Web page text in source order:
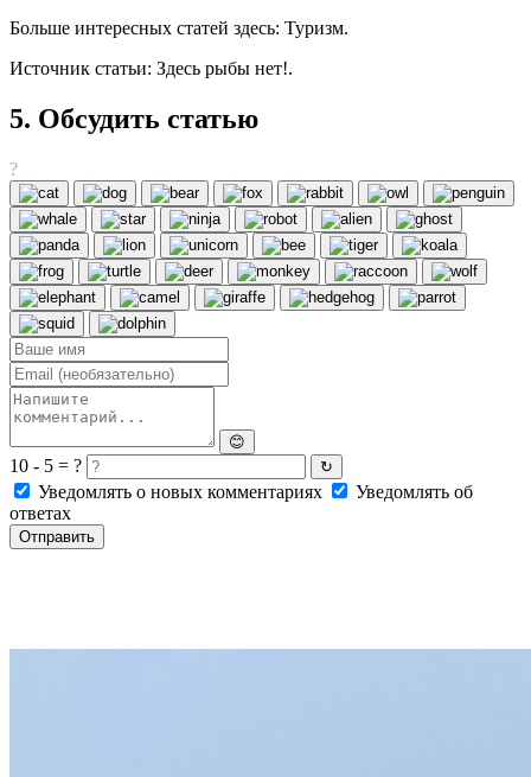
Больше интересных статей здесь: Туризм.
Источник статьи: Здесь рыбы нет!.
5. Обсудить статью
?
😊
10 - 5 = ? ↻
Уведомлять о новых комментариях
Уведомлять об
ответах
Отправить